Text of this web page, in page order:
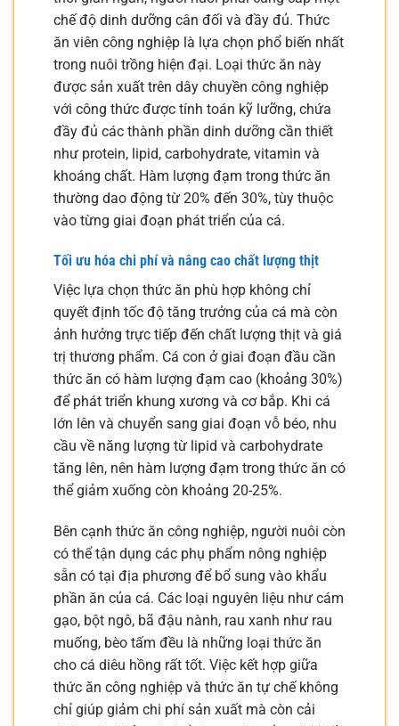
chế độ dinh dưỡng cân đối và đầy đủ. Thức
ăn viên công nghiệp là lựa chọn phổ biến nhất
trong nuôi trồng hiện đại. Loại thức ăn này
được sản xuất trên dây chuyền công nghiệp
với công thức được tính toán kỹ lưỡng, chứa
đầy đủ các thành phần dinh dưỡng cần thiết
như protein, lipid, carbohydrate, vitamin và
khoáng chất. Hàm lượng đạm trong thức ăn
thường dao động từ 20% đến 30%, tùy thuộc
vào từng giai đoạn phát triển của cá.
Tối ưu hóa chi phí và nâng cao chất lượng thịt
Việc lựa chọn thức ăn phù hợp không chỉ
quyết định tốc độ tăng trưởng của cá mà còn
ảnh hưởng trực tiếp đến chất lượng thịt và giá
trị thương phẩm. Cá con ở giai đoạn đầu cần
thức ăn có hàm lượng đạm cao (khoảng 30%)
để phát triển khung xương và cơ bắp. Khi cá
lớn lên và chuyển sang giai đoạn vỗ béo, nhu
cầu về năng lượng từ lipid và carbohydrate
tăng lên, nên hàm lượng đạm trong thức ăn có
thể giảm xuống còn khoảng 20-25%.
Bên cạnh thức ăn công nghiệp, người nuôi còn
có thể tận dụng các phụ phẩm nông nghiệp
sẵn có tại địa phương để bổ sung vào khẩu
phần ăn của cá. Các loại nguyên liệu như cám
gạo, bột ngô, bã đậu nành, rau xanh như rau
muống, bèo tấm đều là những loại thức ăn
cho cá diêu hồng rất tốt. Việc kết hợp giữa
thức ăn công nghiệp và thức ăn tự chế không
chỉ giúp giảm chi phí sản xuất mà còn cải